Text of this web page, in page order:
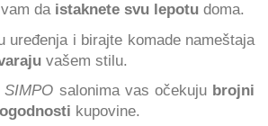
da istaknete svu lepotu doma.
uređenja i birajte komade nameštaja
vašem stilu.
SIMPO salonima vas očekuju brojni
kupovine.